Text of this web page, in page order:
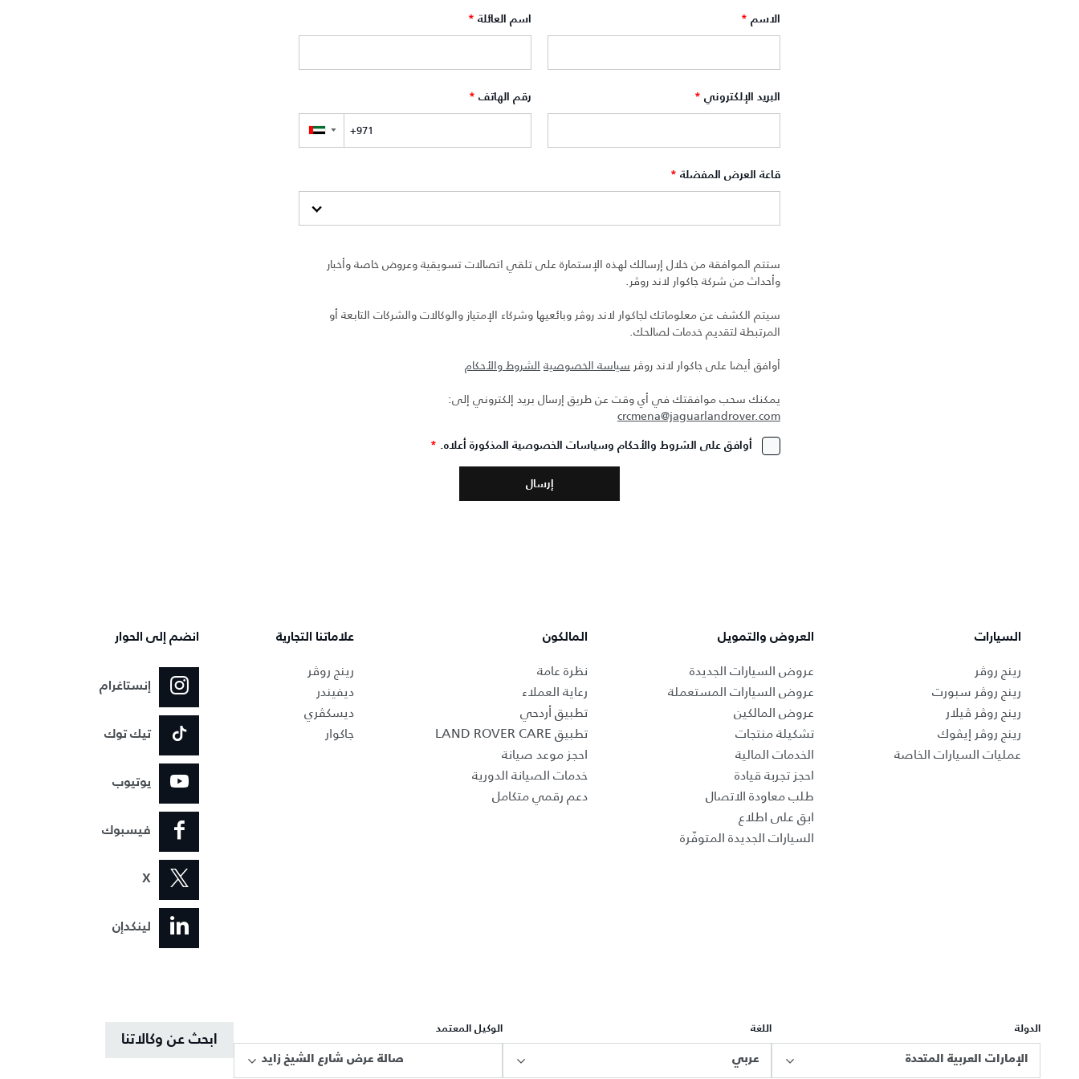
الاسم * اسم العائلة *
البريد الإلكتروني * رقم الهاتف *
▼
قاعة العرض المفضلة *
ستتم الموافقة من خلال إرسالك لهذه الإستمارة على تلقي اتصالات تسويقية وعروض خاصة وأخبار
وأحداث من شركة جاكوار لاند روڤر.
سيتم الكشف عن معلوماتك لجاكوار لاند روڤر وبائعيها وشركاء الإمتياز والوكالات والشركات التابعة أو
المرتبطة لتقديم خدمات لصالحك.
أوافق أيضا على جاكوار لاند روڤر سياسة الخصوصية الشروط والأحكام
يمكنك سحب موافقتك في أي وقت عن طريق إرسال بريد إلكتروني إلى:
crcmena@jaguarlandrover.com
أوافق على الشروط والأحكام وسياسات الخصوصية المذكورة أعلاه. *
السيارات
رينج روڤر
رينج روڤر سبورت
رينج روڤر ڤيلار
رينج روڤر إيڤوك
عمليات السيارات الخاصة
العروض والتمويل
عروض السيارات الجديدة
عروض السيارات المستعملة
عروض المالكين
تشكيلة منتجات
الخدمات المالية
احجز تجربة قيادة
طلب معاودة الاتصال
ابق على اطلاع
السيارات الجديدة المتوفّرة
المالكون
نظرة عامة
رعاية العملاء
تطبيق أردحي
تطبيق LAND ROVER CARE
احجز موعد صيانة
خدمات الصيانة الدورية
دعم رقمي متكامل
علاماتنا التجارية
رينج روڤر
ديفيندر
ديسكڤري
جاكوار
انضم إلى الحوار
إنستاغرام
تيك توك
يوتيوب
فيسبوك
X
لينكدإن
الدولة
الإمارات العربية المتحدة
اللغة
عربي
الوكيل المعتمد
صالة عرض شارع الشيخ زايد
ابحث عن وكالاتنا